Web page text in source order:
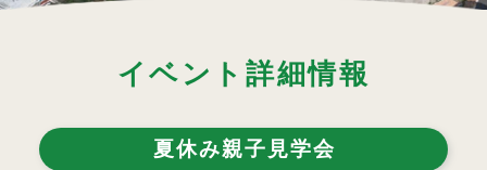
イベント詳細情報
夏休み親子見学会